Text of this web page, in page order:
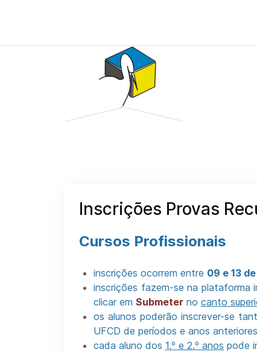
Inscrições Provas
Cursos Profissionais
inscrições ocorrem entre 09 e 13
inscrições fazem-se na plataforma
clicar em Submeter no canto
os alunos poderão inscrever-se
UFCD de períodos e anos anteriores
cada aluno dos 1.º e 2.º anos pode